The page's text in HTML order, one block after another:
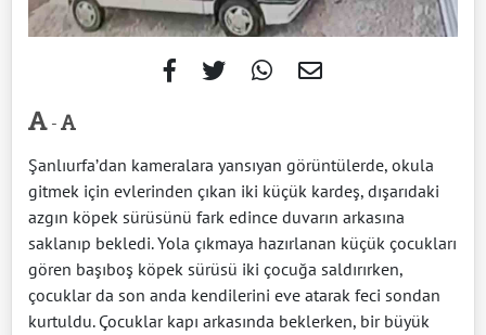
-
Şanlıurfa’dan kameralara yansıyan görüntülerde, okula
gitmek için evlerinden çıkan iki küçük kardeş, dışarıdaki
azgın köpek sürüsünü fark edince duvarın arkasına
saklanıp bekledi. Yola çıkmaya hazırlanan küçük çocukları
gören başıboş köpek sürüsü iki çocuğa saldırırken,
çocuklar da son anda kendilerini eve atarak feci sondan
kurtuldu. Çocuklar kapı arkasında beklerken, bir büyük